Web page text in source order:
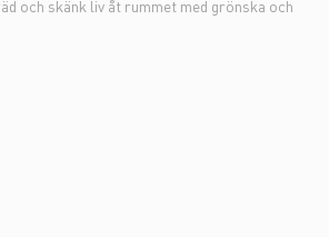
och skänk liv åt rummet med grönska och